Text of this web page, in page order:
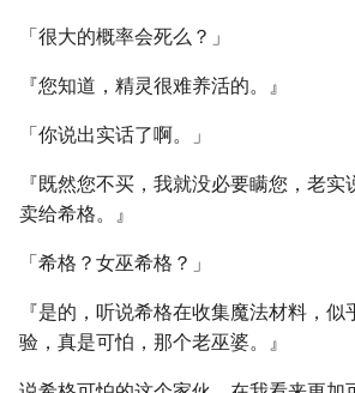
「很大的概率会死么？」
『您知道，精灵很难养活的。』
「你说出实话了啊。」
『既然您不买，我就没必要瞒您，老
卖给希格。』
「希格？女巫希格？」
『是的，听说希格在收集魔法材料，
验，真是可怕，那个老巫婆。』